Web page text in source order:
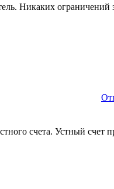
Никаких ограничений
счета. Устный счет